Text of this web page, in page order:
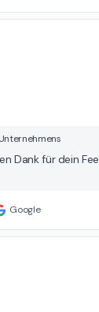
Besuch.
Halle
Dank für dein
Google